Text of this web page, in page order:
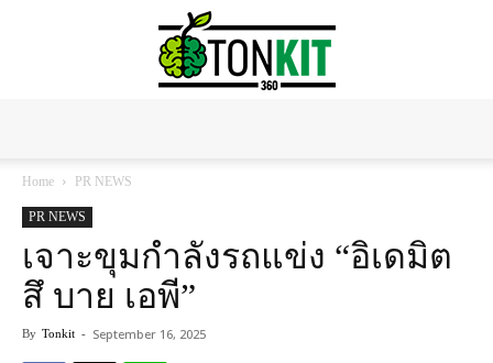
Home PR NEWS
PR NEWS
เจาะขุมกำลังรถแข่ง “อิเดมิต
สึ บาย เอพี”
By Tonkit - September 16, 2025